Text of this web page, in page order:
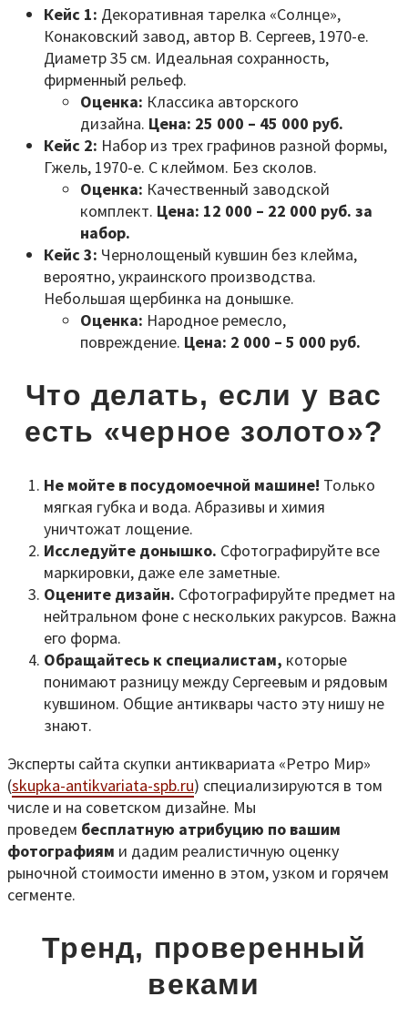
Кейс 1: Декоративная тарелка «Солнце»,
Конаковский завод, автор В. Сергеев, 1970-е.
Диаметр 35 см. Идеальная сохранность,
фирменный рельеф.
Оценка: Классика авторского
дизайна. Цена: 25 000 – 45 000 руб.
Кейс 2: Набор из трех графинов разной формы,
Гжель, 1970-е. С клеймом. Без сколов.
Оценка: Качественный заводской
комплект. Цена: 12 000 – 22 000 руб. за
набор.
Кейс 3: Чернолощеный кувшин без клейма,
вероятно, украинского производства.
Небольшая щербинка на донышке.
Оценка: Народное ремесло,
повреждение. Цена: 2 000 – 5 000 руб.
Что делать, если у вас
есть «черное золото»?
Не мойте в посудомоечной машине! Только
мягкая губка и вода. Абразивы и химия
уничтожат лощение.
Исследуйте донышко. Сфотографируйте все
маркировки, даже еле заметные.
Оцените дизайн. Сфотографируйте предмет на
нейтральном фоне с нескольких ракурсов. Важна
его форма.
Обращайтесь к специалистам, которые
понимают разницу между Сергеевым и рядовым
кувшином. Общие антиквары часто эту нишу не
знают.
Эксперты сайта скупки антиквариата «Ретро Мир»
(skupka-antikvariata-spb.ru) специализируются в том
числе и на советском дизайне. Мы
проведем бесплатную атрибуцию по вашим
фотографиям и дадим реалистичную оценку
рыночной стоимости именно в этом, узком и горячем
сегменте.
Тренд, проверенный
веками